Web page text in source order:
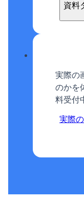
資料
実際の
のかを
料受付
実際